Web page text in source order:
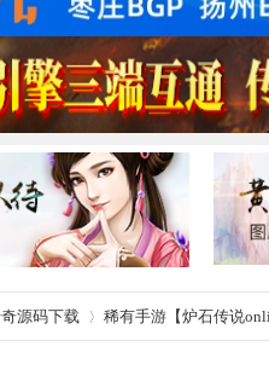
源码下载 稀有手游【炉石传说